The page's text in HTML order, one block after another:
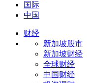
国际
中国
财经
新加坡股市
新加坡财经
全球财经
中国财经